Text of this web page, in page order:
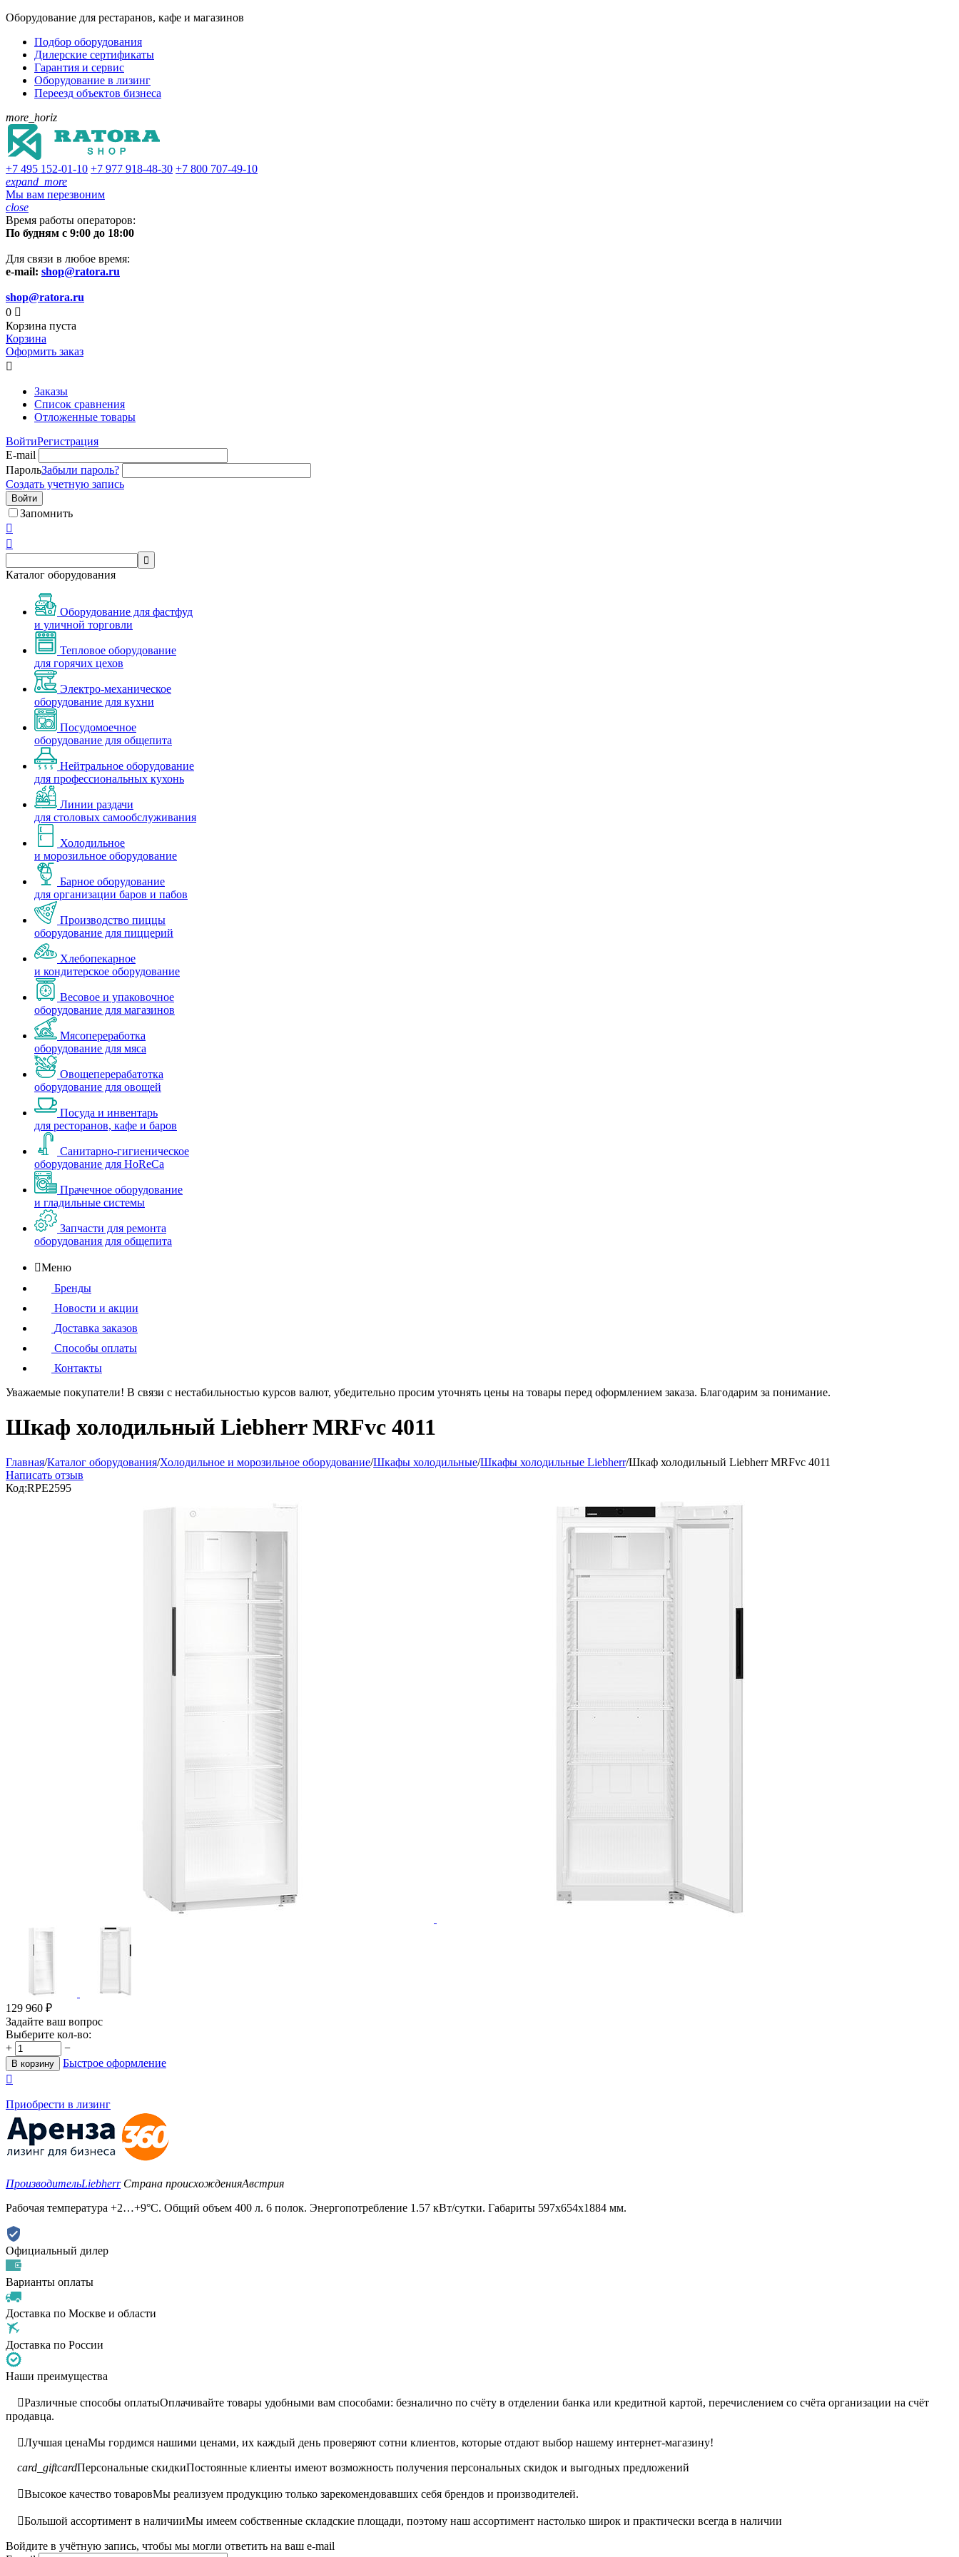
Оборудование для рестаранов, кафе и магазинов
Подбор оборудования
Дилерские сертификаты
Гарантия и сервис
Оборудование в лизинг
Переезд объектов бизнеса
more_horiz
+7 495 152-01-10 +7 977 918-48-30 +7 800 707-49-10
expand_more
Мы вам перезвоним
close
Время работы операторов:
По будням с 9:00 до 18:00
Для связи в любое время:
e-mail: shop@ratora.ru
shop@ratora.ru
0 
Корзина пуста
Корзина
Оформить заказ

Заказы
Список сравнения
Отложенные товары
ВойтиРегистрация
E-mail
ПарольЗабыли пароль?
Создать учетную запись
Войти
Запомнить



Каталог оборудования
Оборудование для фастфуд
и уличной торговли
Тепловое оборудование
для горячих цехов
Электро-механическое
оборудование для кухни
Посудомоечное
оборудование для общепита
Нейтральное оборудование
для профессиональных кухонь
Линии раздачи
для столовых самообслуживания
Холодильное
и морозильное оборудование
Барное оборудование
для организации баров и пабов
Производство пиццы
оборудование для пиццерий
Хлебопекарное
и кондитерское оборудование
Весовое и упаковочное
оборудование для магазинов
Мясопереработка
оборудование для мяса
Овощеперерабатотка
оборудование для овощей
Посуда и инвентарь
для ресторанов, кафе и баров
Санитарно-гигиеническое
оборудование для HoReCa
Прачечное оборудование
и гладильные системы
Запчасти для ремонта
оборудования для общепита
Меню
Бренды
Новости и акции
Доставка заказов
Способы оплаты
Контакты
Уважаемые покупатели! В связи с нестабильностью курсов валют, убедительно просим уточнять цены на товары перед оформлением заказа. Благодарим за понимание.
Шкаф холодильный Liebherr MRFvc 4011
Главная/Каталог оборудования/Холодильное и морозильное оборудование/Шкафы холодильные/Шкафы холодильные Liebherr/Шкаф холодильный Liebherr MRFvc 4011
Написать отзыв
Код:RPE2595
129 960 ₽
Задайте ваш вопрос
Выберите кол-во:
+
−
В корзину
Быстрое оформление

Приобрести в лизинг
ПроизводительLiebherr Страна происхожденияАвстрия
Рабочая температура +2…+9°C. Общий объем 400 л. 6 полок. Энергопотребление 1.57 кВт/сутки. Габариты 597х654х1884 мм.
Официальный дилер
Варианты оплаты
Доставка по Москве и области
Доставка по России
Наши преимущества
Различные способы оплатыОплачивайте товары удобными вам способами: безналично по счёту в отделении банка или кредитной картой, перечислением со счёта организации на счёт
продавца.
Лучшая ценаМы гордимся нашими ценами, их каждый день проверяют сотни клиентов, которые отдают выбор нашему интернет-магазину!
card_giftcardПерсональные скидкиПостоянные клиенты имеют возможность получения персональных скидок и выгодных предложений
Высокое качество товаровМы реализуем продукцию только зарекомендовавших себя брендов и производителей.
Большой ассортимент в наличииМы имеем собственные складские площади, поэтому наш ассортимент настолько широк и практически всегда в наличии
Войдите в учётную запись, чтобы мы могли ответить на ваш e-mail